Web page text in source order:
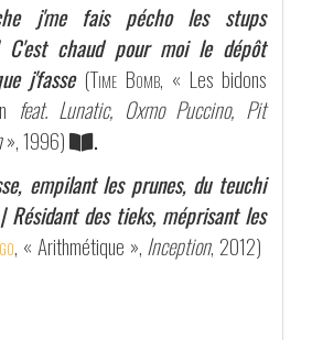
j'me fais pécho les stups
C'est chaud pour moi le dépôt
j'fasse (Time Bomb, « Les bidons
feat. Lunatic, Oxmo Puccino, Pit
», 1996)
.
empilant les prunes, du teuchi
Résidant des tieks, méprisant les
, « Arithmétique », Inception, 2012)